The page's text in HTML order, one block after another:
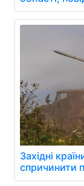
Західні
спричинити